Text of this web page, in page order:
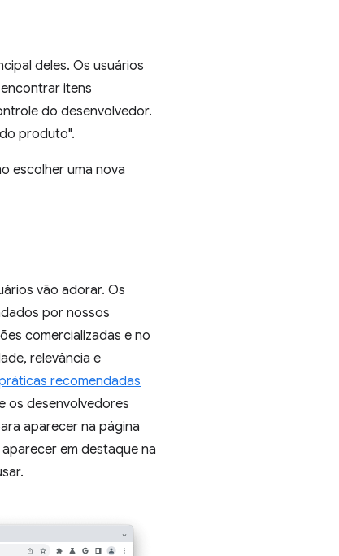
deles. Os usuários
itens
do desenvolvedor.
produto".
escolher uma nova
vão adorar. Os
por nossos
comercializadas e no
relevância e
recomendadas
os desenvolvedores
aparecer na página
em destaque na